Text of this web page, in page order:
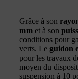
Grâce à son
mm et à son
conditions pour
verts. Le guidon
pour les travaux
moyen du
suspension à 10